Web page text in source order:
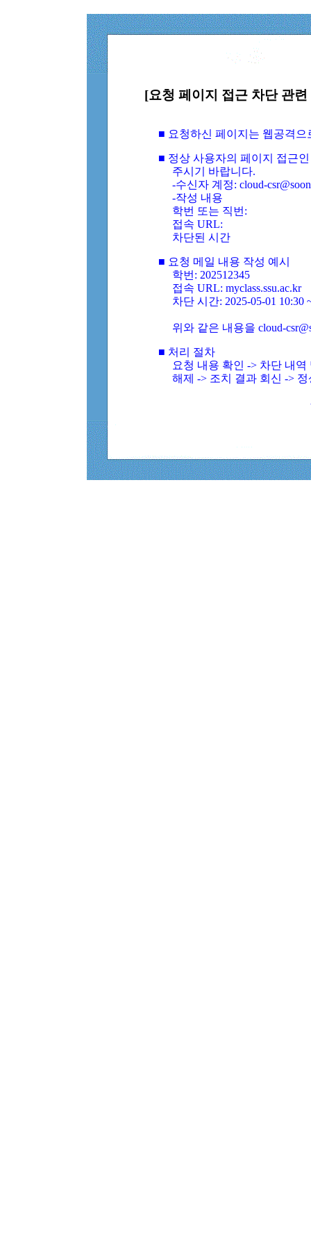
[요청 페이지 접근 차단 관
■ 요청하신 페이지는 웹공격
■ 정상 사용자의 페이지 접근
주시기 바랍니다.
-수신자 계정: cloud-
-작성 내용
학번 또는 직번:
접속 URL:
차단된 시간
■ 요청 메일 내용 작성 예시
학번: 202512345
접속 URL: myclass.ssu.ac.kr
차단 시간: 2025-05-01 10:30
위와 같은 내용을 cloud-
■ 처리 절차
요청 내용 확인 -> 차단 내
해제 -> 조치 결과 회신 ->